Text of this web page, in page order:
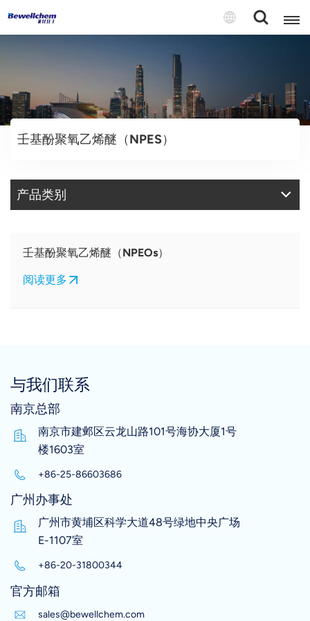
English
Русский
بالعربية
中文
Español
壬基酚聚氧乙烯醚（NPES）
产品类别
壬基酚聚氧乙烯醚（NPEOs）
阅读更多
与我们联系
南京总部
南京市建邺区云龙山路101号海协大厦1号
楼1603室
+86-25-86603686
广州办事处
广州市黄埔区科学大道48号绿地中央广场
E-1107室
+86-20-31800344
官方邮箱
sales@bewellchem.com